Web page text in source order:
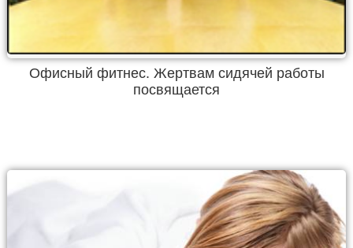
Офисный фитнес. Жертвам сидячей работы
посвящается